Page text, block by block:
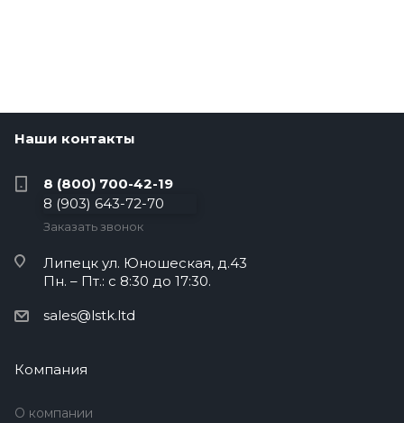
Наши контакты
8 (800) 700-42-19
8 (903) 643-72-70
Заказать звонок
Липецк ул. Юношеская, д.43
Пн. – Пт.: с 8:30 до 17:30.
sales@lstk.ltd
Компания
О компании